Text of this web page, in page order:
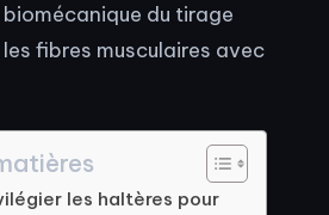
du tirage
fibres musculaires avec
les haltères pour